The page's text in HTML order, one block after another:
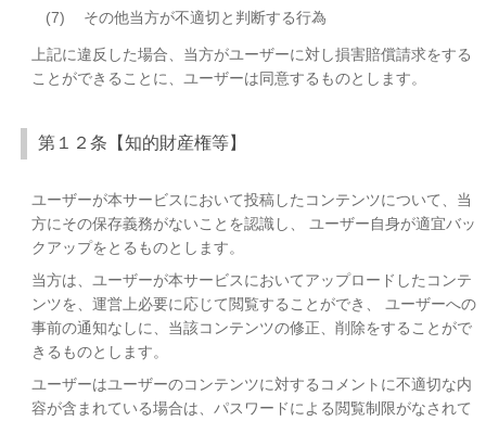
(7)
その他当方が不適切と判断する行為
上記に違反した場合、当方がユーザーに対し損害賠償請求をする
ことができることに、ユーザーは同意するものとします。
第１２条【知的財産権等】
ユーザーが本サービスにおいて投稿したコンテンツについて、当
方にその保存義務がないことを認識し、 ユーザー自身が適宜バッ
クアップをとるものとします。
当方は、ユーザーが本サービスにおいてアップロードしたコンテ
ンツを、運営上必要に応じて閲覧することができ、 ユーザーへの
事前の通知なしに、当該コンテンツの修正、削除をすることがで
きるものとします。
ユーザーはユーザーのコンテンツに対するコメントに不適切な内
容が含まれている場合は、パスワードによる閲覧制限がなされて